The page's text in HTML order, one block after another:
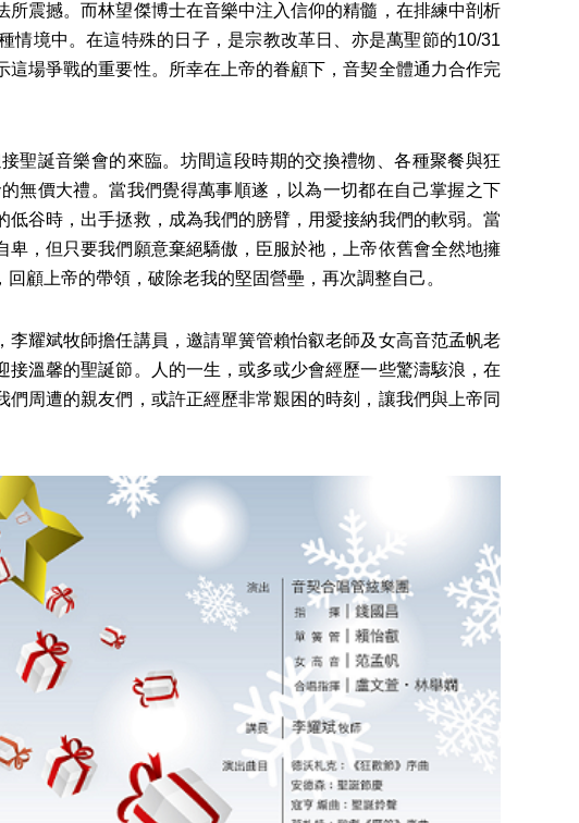
震撼。而林望傑博士在音樂中注入信仰的精髓，在排練中剖析
境中。在這特殊的日子，是宗教改革日、亦是萬聖節的10/31
場爭戰的重要性。所幸在上帝的眷顧下，音契全體通力合作完
聖誕音樂會的來臨。坊間這段時期的交換禮物、各種聚餐與狂
無價大禮。當我們覺得萬事順遂，以為一切都在自己掌握之下
谷時，出手拯救，成為我們的膀臂，用愛接納我們的軟弱。當
，但只要我們願意棄絕驕傲，臣服於祂，上帝依舊會全然地擁
顧上帝的帶領，破除老我的堅固營壘，再次調整自己。
耀斌牧師擔任講員，邀請單簧管賴怡叡老師及女高音范孟帆老
溫馨的聖誕節。人的一生，或多或少會經歷一些驚濤駭浪，在
周遭的親友們，或許正經歷非常艱困的時刻，讓我們與上帝同